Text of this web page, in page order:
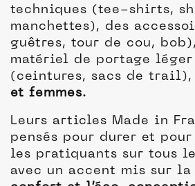
techniques (tee-shirts,
manchettes), des
guêtres, tour de cou,
matériel de portage
(ceintures, sacs de trail),
et femmes.
Leurs articles Made in
pensés pour durer et pour
les pratiquants sur tous
avec un accent mis sur la